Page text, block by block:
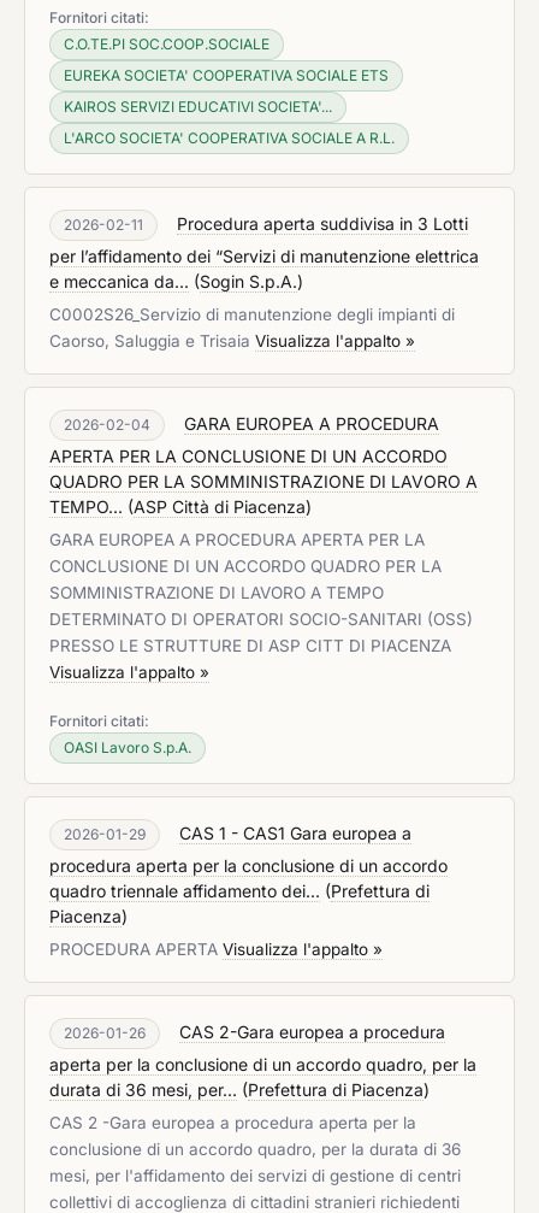
Fornitori citati:
C.O.TE.PI SOC.COOP.SOCIALE
EUREKA SOCIETA' COOPERATIVA SOCIALE ETS
KAIROS SERVIZI EDUCATIVI SOCIETA'...
L'ARCO SOCIETA' COOPERATIVA SOCIALE A R.L.
2026-02-11
Procedura aperta suddivisa in 3 Lotti
per l’affidamento dei “Servizi di manutenzione elettrica
e meccanica da... (Sogin S.p.A.)
C0002S26_Servizio di manutenzione degli impianti di
Caorso, Saluggia e Trisaia Visualizza l'appalto »
2026-02-04
GARA EUROPEA A PROCEDURA
APERTA PER LA CONCLUSIONE DI UN ACCORDO
QUADRO PER LA SOMMINISTRAZIONE DI LAVORO A
TEMPO... (ASP Città di Piacenza)
GARA EUROPEA A PROCEDURA APERTA PER LA
CONCLUSIONE DI UN ACCORDO QUADRO PER LA
SOMMINISTRAZIONE DI LAVORO A TEMPO
DETERMINATO DI OPERATORI SOCIO-SANITARI (OSS)
PRESSO LE STRUTTURE DI ASP CITT DI PIACENZA
Visualizza l'appalto »
Fornitori citati:
OASI Lavoro S.p.A.
2026-01-29
CAS 1 - CAS1 Gara europea a
procedura aperta per la conclusione di un accordo
quadro triennale affidamento dei... (Prefettura di
Piacenza)
PROCEDURA APERTA Visualizza l'appalto »
2026-01-26
CAS 2-Gara europea a procedura
aperta per la conclusione di un accordo quadro, per la
durata di 36 mesi, per... (Prefettura di Piacenza)
CAS 2 -Gara europea a procedura aperta per la
conclusione di un accordo quadro, per la durata di 36
mesi, per l'affidamento dei servizi di gestione di centri
collettivi di accoglienza di cittadini stranieri richiedenti